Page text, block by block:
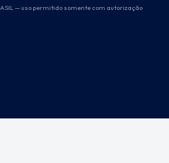
— uso permitido somente com autorização